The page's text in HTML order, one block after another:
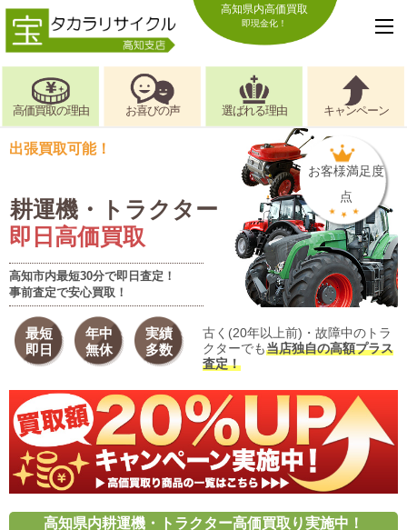
高知県内高価買取
即現金化！
高価買取の理由 お喜びの声 選ばれる理由 キャンペーン
出張買取可能！
耕運機・トラクター
即日高価買取
高知市内最短30分で即日査定！
事前査定で安心買取！
お客様満足度
点
最短
即日
年中
無休
実績
多数
古く(20年以上前)・故障中のトラ
クターでも当店独自の高額プラス
査定！
高知県内耕運機・トラクター高価買取り実施中！